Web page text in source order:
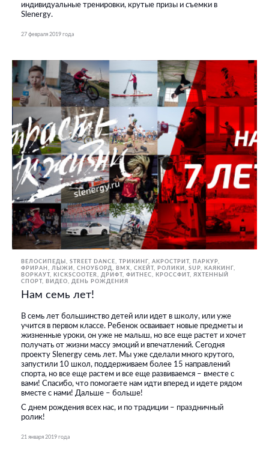
индивидуальные тренировки, крутые призы и съемки в
Slenergy.
27 февраля 2019 года
ВЕЛОСИПЕДЫ STREET DANCE
ТРИКИНГ, АКРОСТРИТ, ПАРКУР,
ФРИРАН
ЛЫЖИ, СНОУБОРД BMX, СКЕЙТ, РОЛИКИ SUP
КАЯКИНГ
ВОРКАУТ
KICKSCOOTER ДРИФТ ФИТНЕС, КРОССФИТ
ЯХТЕННЫЙ
СПОРТ
ВИДЕО ДЕНЬ РОЖДЕНИЯ
Нам семь лет!
В семь лет большинство детей или идет в школу, или уже
учится в первом классе. Ребенок осваивает новые предметы и
жизненные уроки, он уже не малыш, но все еще растет и хочет
получать от жизни массу эмоций и впечатлений. Сегодня
проекту Slenergy семь лет. Мы уже сделали много крутого,
запустили 10 школ, поддерживаем более 15 направлений
спорта, но все еще растем и все еще развиваемся – вместе с
вами! Спасибо, что помогаете нам идти вперед и идете рядом
вместе с нами! Дальше – больше!
С днем рождения всех нас, и по традиции – праздничный
ролик!
21 января 2019 года